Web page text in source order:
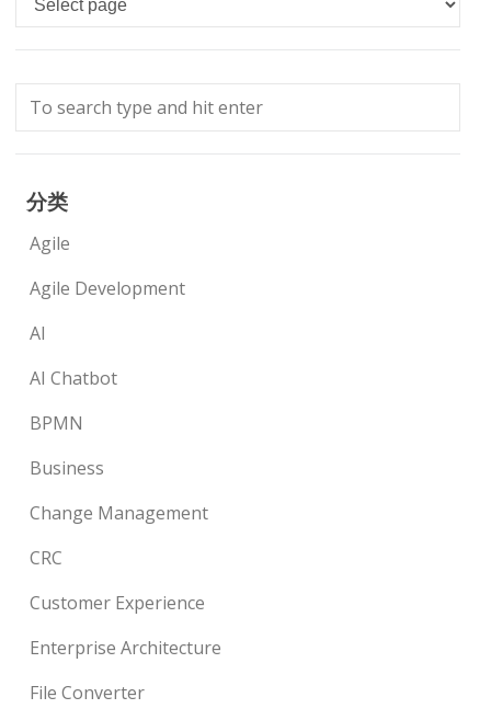
分类
Agile
Agile Development
AI
AI Chatbot
BPMN
Business
Change Management
CRC
Customer Experience
Enterprise Architecture
File Converter